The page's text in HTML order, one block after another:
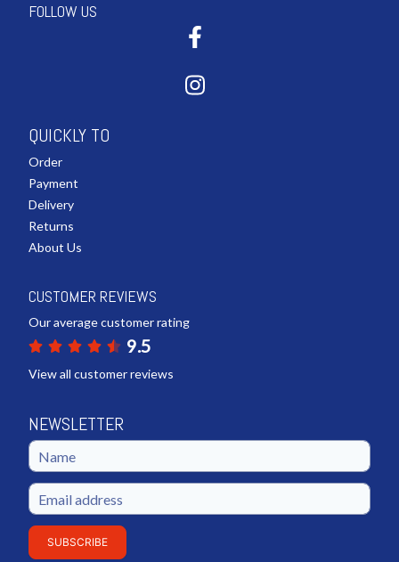
FOLLOW US
QUICKLY TO
Order
Payment
Delivery
Returns
About Us
CUSTOMER REVIEWS
Our average customer rating
9.5
View all customer reviews
NEWSLETTER
SUBSCRIBE